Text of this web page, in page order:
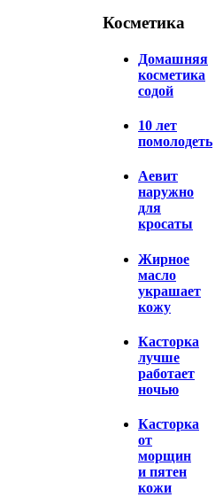
Косметика
Домашняя
косметика
содой
10 лет
помолодеть
Аевит
наружно
для
кросаты
Жирное
масло
украшает
кожу
Касторка
лучше
работает
ночью
Касторка
от
морщин
и пятен
кожи